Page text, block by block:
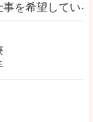
事を希望してい